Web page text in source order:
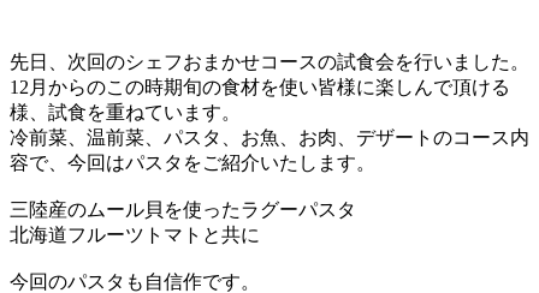
先日、次回のシェフおまかせコースの試食会を行いました。
12月からのこの時期旬の食材を使い皆様に楽しんで頂ける
様、試食を重ねています。
冷前菜、温前菜、パスタ、お魚、お肉、デザートのコース内
容で、今回はパスタをご紹介いたします。
三陸産のムール貝を使ったラグーパスタ
北海道フルーツトマトと共に
今回のパスタも自信作です。